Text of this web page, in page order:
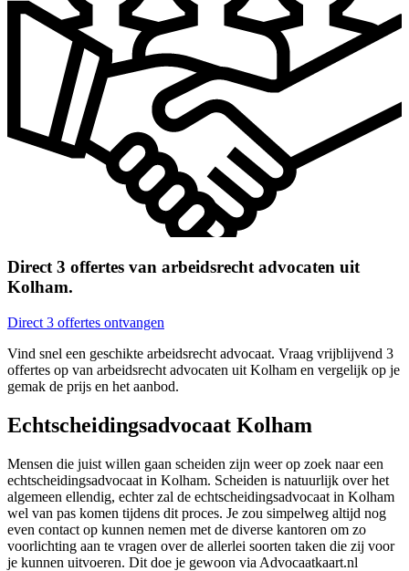
Direct 3 offertes van arbeidsrecht advocaten uit
Kolham.
Direct 3 offertes ontvangen
Vind snel een geschikte arbeidsrecht advocaat. Vraag vrijblijvend 3
offertes op van arbeidsrecht advocaten uit Kolham en vergelijk op je
gemak de prijs en het aanbod.
Echtscheidingsadvocaat Kolham
Mensen die juist willen gaan scheiden zijn weer op zoek naar een
echtscheidingsadvocaat in Kolham. Scheiden is natuurlijk over het
algemeen ellendig, echter zal de echtscheidingsadvocaat in Kolham
wel van pas komen tijdens dit proces. Je zou simpelweg altijd nog
even contact op kunnen nemen met de diverse kantoren om zo
voorlichting aan te vragen over de allerlei soorten taken die zij voor
je kunnen uitvoeren. Dit doe je gewoon via Advocaatkaart.nl